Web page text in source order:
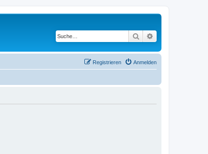
Suche
Anmelden
Registrieren